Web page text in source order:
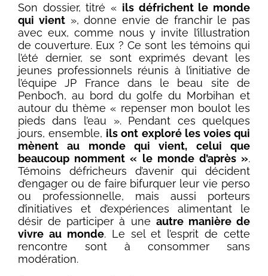
Son dossier, titré « ils défrichent le monde
qui vient», donne envie de franchir le pas
avec eux, comme nous y invite l’illustration
de couverture. Eux ? Ce sont les témoins qui
l’été dernier, se sont exprimés devant les
jeunes professionnels réunis à l’initiative de
l’équipe JP France dans le beau site de
Penboc’h, au bord du golfe du Morbihan et
autour du thème « repenser mon boulot les
pieds dans l’eau ». Pendant ces quelques
jours, ensemble, ils ont exploré les voies qui
mènent au monde qui vient, celui que
beaucoup nomment « le monde d’après ».
Témoins défricheurs d’avenir qui décident
d’engager ou de faire bifurquer leur vie perso
ou professionnelle, mais aussi porteurs
d’initiatives et d’expériences alimentant le
désir de participer à une autre manière de
vivre au monde. Le sel et l’esprit de cette
rencontre sont à consommer sans
modération.